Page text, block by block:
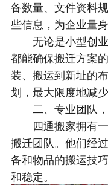
备数量、文件资料
些信息，为企业量
无论是小型创业
都能确保搬迁方案
装、搬运到新址的
划，最大限度地减
二、专业团队，
四通搬家拥有一
搬迁团队。他们经
备和物品的搬运技
和稳定。